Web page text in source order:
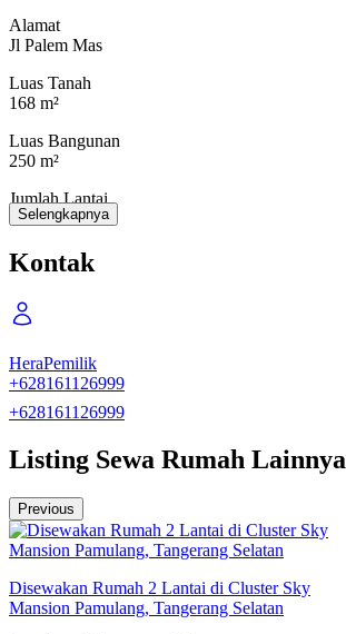
Lingkungan sangat nyaman
Fasilitas Umum Lapangan
Nego Pemilik langsung
Alamat
Jl Palem Mas
Luas Tanah
168 m²
Luas Bangunan
250 m²
Jumlah Lantai
2
Kamar Tidur
6
Kamar Mandi
Kamar Tidur Pembantu
-
-
Unfurnished
Sertifikat
Selengkapnya
Kontak
HeraPemilik
+628161126999
+628161126999
Listing Sewa Rumah Lainnya
Previous
Disewakan Rumah 2 Lantai di Cluster Sky
Mansion Pamulang, Tangerang Selatan